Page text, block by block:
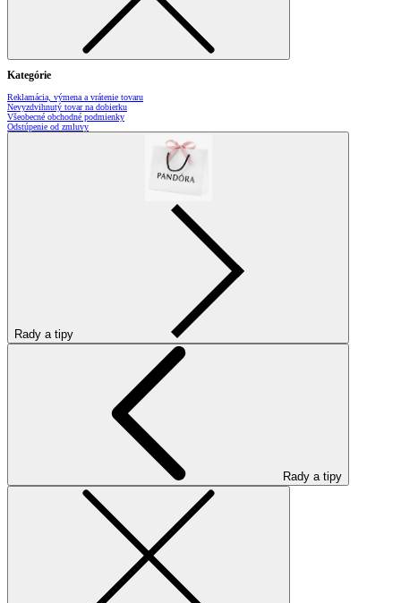
Kategórie
Reklamácia, výmena a vrátenie tovaru
Nevyzdvihnutý tovar na dobierku
Všeobecné obchodné podmienky
Odstúpenie od zmluvy
Rady a tipy
Rady a tipy